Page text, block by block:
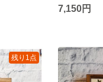
7,150円
残り1点